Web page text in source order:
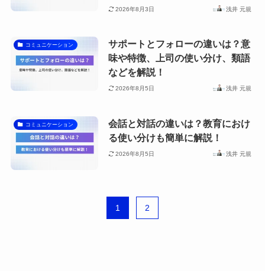
2026年8月3日 浅井 元規
コミュニケーション
サポートとフォローの違いは？意
味や特徴、上司の使い分け、類語
などを解説！
2026年8月5日 浅井 元規
コミュニケーション
会話と対話の違いは？教育におけ
る使い分けも簡単に解説！
2026年8月5日 浅井 元規
1 2